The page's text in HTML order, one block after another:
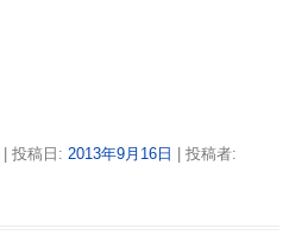
| 投稿日: 2013年9月16日
投稿者: